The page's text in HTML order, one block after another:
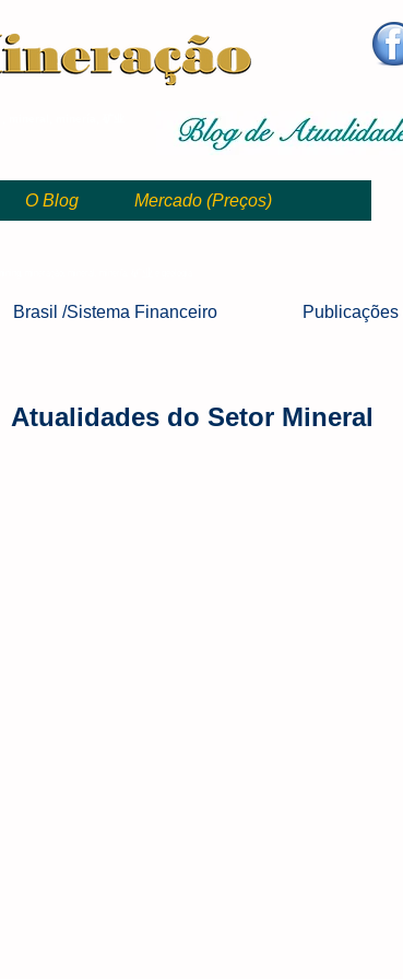
O Blog Mercado (Preços)
Brasil /Sistema Financeiro Publicações
do Setor Mineral